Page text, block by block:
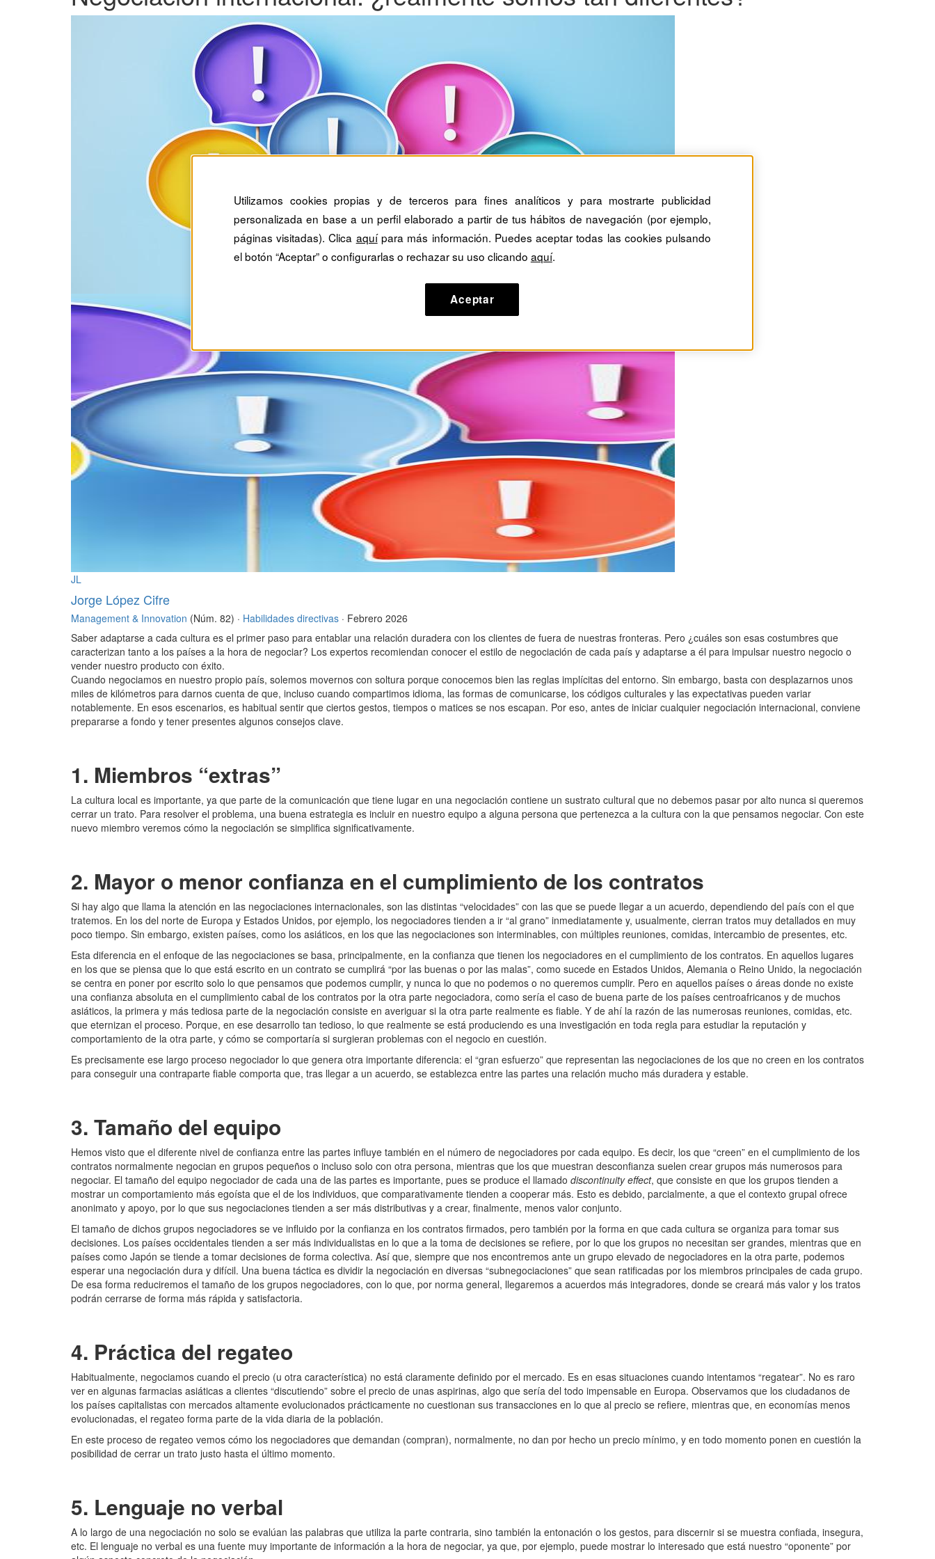
JL
Jorge López Cifre
Management & Innovation (Núm. 82) · Habilidades directivas · Febrero 2026
Saber adaptarse a cada cultura es el primer paso para entablar una relación duradera con los clientes de fuera de nuestras fronteras. Pero ¿cuáles son esas costumbres que
caracterizan tanto a los países a la hora de negociar? Los expertos recomiendan conocer el estilo de negociación de cada país y adaptarse a él para impulsar nuestro negocio o
vender nuestro producto con éxito.
Cuando negociamos en nuestro propio país, solemos movernos con soltura porque conocemos bien las reglas implícitas del entorno. Sin embargo, basta con desplazarnos unos
miles de kilómetros para darnos cuenta de que, incluso cuando compartimos idioma, las formas de comunicarse, los códigos culturales y las expectativas pueden variar
notablemente. En esos escenarios, es habitual sentir que ciertos gestos, tiempos o matices se nos escapan. Por eso, antes de iniciar cualquier negociación internacional, conviene
prepararse a fondo y tener presentes algunos consejos clave.
1. Miembros “extras”
La cultura local es importante, ya que parte de la comunicación que tiene lugar en una negociación contiene un sustrato cultural que no debemos pasar por alto nunca si queremos
cerrar un trato. Para resolver el problema, una buena estrategia es incluir en nuestro equipo a alguna persona que pertenezca a la cultura con la que pensamos negociar. Con este
nuevo miembro veremos cómo la negociación se simplifica significativamente.
2. Mayor o menor confianza en el cumplimiento de los contratos
Si hay algo que llama la atención en las negociaciones internacionales, son las distintas “velocidades” con las que se puede llegar a un acuerdo, dependiendo del país con el que
tratemos. En los del norte de Europa y Estados Unidos, por ejemplo, los negociadores tienden a ir “al grano” inmediatamente y, usualmente, cierran tratos muy detallados en muy
poco tiempo. Sin embargo, existen países, como los asiáticos, en los que las negociaciones son interminables, con múltiples reuniones, comidas, intercambio de presentes, etc.
Esta diferencia en el enfoque de las negociaciones se basa, principalmente, en la confianza que tienen los negociadores en el cumplimiento de los contratos. En aquellos lugares
en los que se piensa que lo que está escrito en un contrato se cumplirá “por las buenas o por las malas”, como sucede en Estados Unidos, Alemania o Reino Unido, la negociación
se centra en poner por escrito solo lo que pensamos que podemos cumplir, y nunca lo que no podemos o no queremos cumplir. Pero en aquellos países o áreas donde no existe
una confianza absoluta en el cumplimiento cabal de los contratos por la otra parte negociadora, como sería el caso de buena parte de los países centroafricanos y de muchos
asiáticos, la primera y más tediosa parte de la negociación consiste en averiguar si la otra parte realmente es fiable. Y de ahí la razón de las numerosas reuniones, comidas, etc.
que eternizan el proceso. Porque, en ese desarrollo tan tedioso, lo que realmente se está produciendo es una investigación en toda regla para estudiar la reputación y
comportamiento de la otra parte, y cómo se comportaría si surgieran problemas con el negocio en cuestión.
Es precisamente ese largo proceso negociador lo que genera otra importante diferencia: el “gran esfuerzo” que representan las negociaciones de los que no creen en los contratos
para conseguir una contraparte fiable comporta que, tras llegar a un acuerdo, se establezca entre las partes una relación mucho más duradera y estable.
3. Tamaño del equipo
Hemos visto que el diferente nivel de confianza entre las partes influye también en el número de negociadores por cada equipo. Es decir, los que “creen” en el cumplimiento de los
contratos normalmente negocian en grupos pequeños o incluso solo con otra persona, mientras que los que muestran desconfianza suelen crear grupos más numerosos para
negociar. El tamaño del equipo negociador de cada una de las partes es importante, pues se produce el llamado discontinuity effect, que consiste en que los grupos tienden a
mostrar un comportamiento más egoísta que el de los individuos, que comparativamente tienden a cooperar más. Esto es debido, parcialmente, a que el contexto grupal ofrece
anonimato y apoyo, por lo que sus negociaciones tienden a ser más distributivas y a crear, finalmente, menos valor conjunto.
El tamaño de dichos grupos negociadores se ve influido por la confianza en los contratos firmados, pero también por la forma en que cada cultura se organiza para tomar sus
decisiones. Los países occidentales tienden a ser más individualistas en lo que a la toma de decisiones se refiere, por lo que los grupos no necesitan ser grandes, mientras que en
países como Japón se tiende a tomar decisiones de forma colectiva. Así que, siempre que nos encontremos ante un grupo elevado de negociadores en la otra parte, podemos
esperar una negociación dura y difícil. Una buena táctica es dividir la negociación en diversas “subnegociaciones” que sean ratificadas por los miembros principales de cada grupo.
De esa forma reduciremos el tamaño de los grupos negociadores, con lo que, por norma general, llegaremos a acuerdos más integradores, donde se creará más valor y los tratos
podrán cerrarse de forma más rápida y satisfactoria.
4. Práctica del regateo
Habitualmente, negociamos cuando el precio (u otra característica) no está claramente definido por el mercado. Es en esas situaciones cuando intentamos “regatear”. No es raro
ver en algunas farmacias asiáticas a clientes “discutiendo” sobre el precio de unas aspirinas, algo que sería del todo impensable en Europa. Observamos que los ciudadanos de
los países capitalistas con mercados altamente evolucionados prácticamente no cuestionan sus transacciones en lo que al precio se refiere, mientras que, en economías menos
evolucionadas, el regateo forma parte de la vida diaria de la población.
En este proceso de regateo vemos cómo los negociadores que demandan (compran), normalmente, no dan por hecho un precio mínimo, y en todo momento ponen en cuestión la
posibilidad de cerrar un trato justo hasta el último momento.
5. Lenguaje no verbal
A lo largo de una negociación no solo se evalúan las palabras que utiliza la parte contraria, sino también la entonación o los gestos, para discernir si se muestra confiada, insegura,
etc. El lenguaje no verbal es una fuente muy importante de información a la hora de negociar, ya que, por ejemplo, puede mostrar lo interesado que está nuestro “oponente” por
Utilizamos cookies propias y de terceros para fines analíticos y para mostrarte publicidad
personalizada en base a un perfil elaborado a partir de tus hábitos de navegación (por ejemplo,
páginas visitadas). Clica aquípara más información. Puedes aceptar todas las cookies pulsando
el botón “Aceptar” o configurarlas o rechazar su uso clicando aquí.
Aceptar